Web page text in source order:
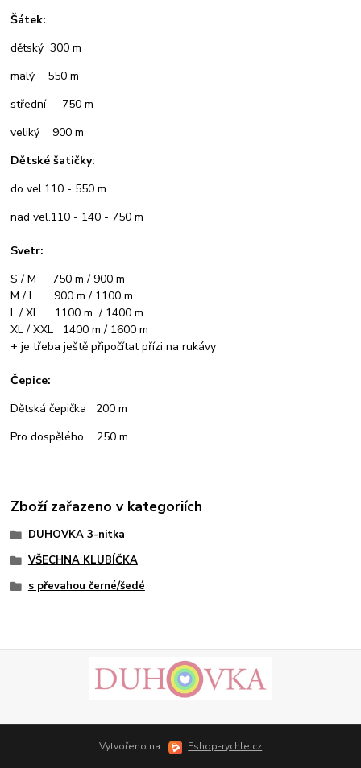
Šátek:
dětský 300 m
malý 550 m
střední 750 m
veliký 900 m
Dětské šatičky:
do vel.110 - 550 m
nad vel.110 - 140 - 750 m
Svetr:
S / M 750 m / 900 m
M / L 900 m / 1100 m
L / XL 1100 m / 1400 m
XL / XXL 1400 m / 1600 m
+ je třeba ještě připočítat přízi na rukávy
Čepice:
Dětská čepička 200 m
Pro dospělého 250 m
Zboží zařazeno v kategoriích
DUHOVKA 3-nitka
VŠECHNA KLUBÍČKA
s převahou černé/šedé
Vytvořeno na Eshop-rychle.cz